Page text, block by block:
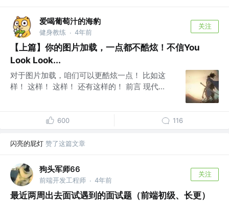
爱喝葡萄汁的海豹
健身教练 · 4年前
关注
【上篇】你的图片加载，一点都不酷炫！不信You
Look Look...
对于图片加载，咱们可以更酷炫一点！ 比如这
样！ 这样！ 这样！ 还有这样的！ 前言 现代...
600 116
闪亮的屁灯 赞了这篇文章
狗头军师66
前端开发工程师 · 4年前
关注
最近两周出去面试遇到的面试题（前端初级、长更）